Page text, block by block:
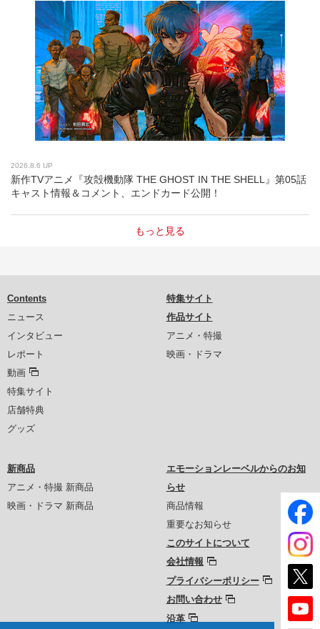
2026.8.6 UP
新作TVアニメ『攻殻機動隊 THE GHOST IN THE SHELL』第05話
キャスト情報＆コメント、エンドカード公開！
もっと見る
Contents
ニュース
インタビュー
レポート
動画
特集サイト
店舗特典
グッズ
特集サイト
作品サイト
アニメ・特撮
映画・ドラマ
新商品
アニメ・特撮 新商品
映画・ドラマ 新商品
エモーションレーベルからのお知
らせ
商品情報
重要なお知らせ
このサイトについて
会社情報
プライバシーポリシー
お問い合わせ
沿革